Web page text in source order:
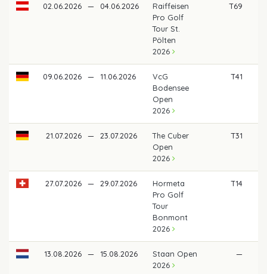
02.06.2026 — 04.06.2026
Raiffeisen
Pro Golf
Tour St.
Pölten
2026
T69
09.06.2026 — 11.06.2026
VcG
Bodensee
Open
2026
T41
21.07.2026 — 23.07.2026
The Cuber
Open
2026
T31
27.07.2026 — 29.07.2026
Hormeta
Pro Golf
Tour
Bonmont
2026
T14
13.08.2026 — 15.08.2026
Staan Open
2026
—